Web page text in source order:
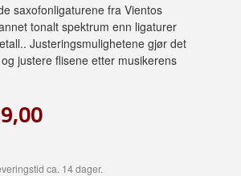
saxofonligaturene fra Vientos
tonalt spektrum enn ligaturer
Justeringsmulighetene gjør det
justere flisene etter musikerens
ca. 14 dager.